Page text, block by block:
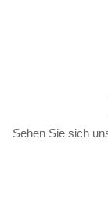
Sehen Sie sich